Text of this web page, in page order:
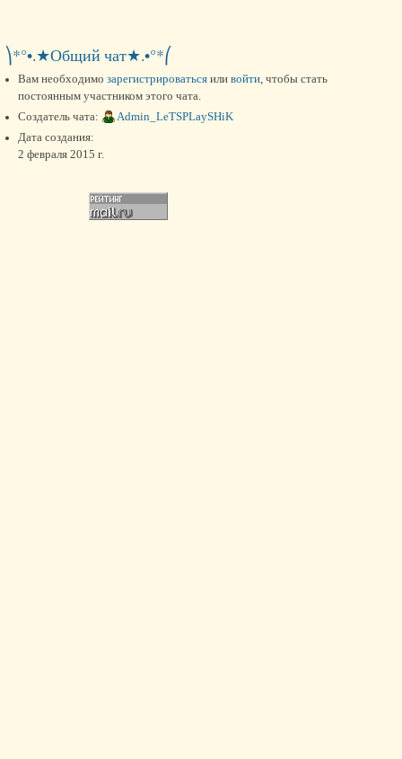
⎞*°•.★Общий чат★.•°*⎛
Вам необходимо зарегистрироваться или войти, чтобы стать
постоянным участником этого чата.
Создатель чата:
Admin_LeTSPLaySHiK
Дата создания:
2 февраля 2015 г.